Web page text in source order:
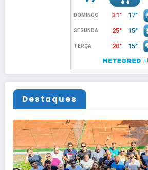
Destaques